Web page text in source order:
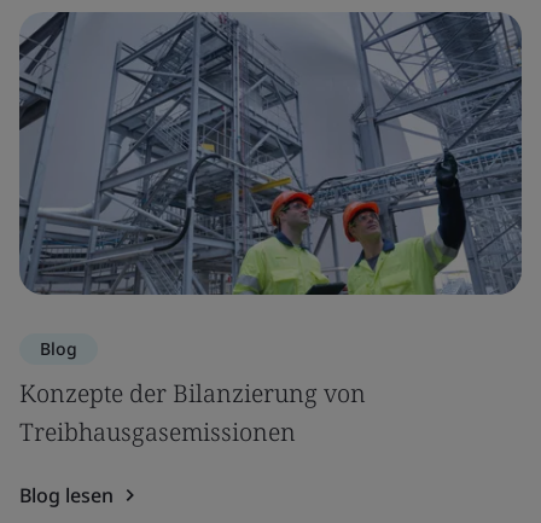
Blog
Konzepte der Bilanzierung von
Treibhausgasemissionen
Blog lesen